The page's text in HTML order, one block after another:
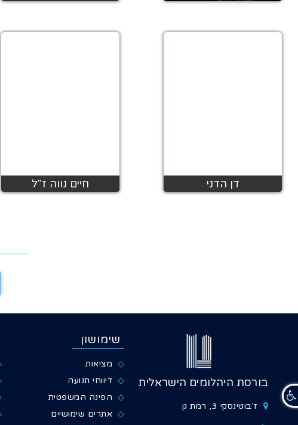
דן הדני חיים נווה ז"ל
בורסת היהלומים הישראלית
ז'בוטינסקי 3, רמת גן
שימושון
מציאות
דיווחי תנועה
הפינה המשפטית
אתרים שימושיים